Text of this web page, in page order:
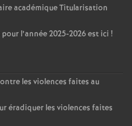
académique Titularisation
pour l’année 2025-2026 est ici !
les violences faites au
éradiquer les violences faites